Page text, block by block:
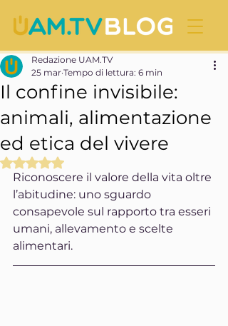
Il confine invisibile:
animali, alimentazione
ed etica del vivere
Redazione UAM.TV
25 mar Tempo di lettura: 6 min
Valutazione NaN stelle su 5.
Riconoscere il valore della vita oltre
l’abitudine: uno sguardo
consapevole sul rapporto tra esseri
umani, allevamento e scelte
alimentari.